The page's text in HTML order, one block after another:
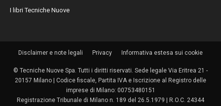
I libri Tecniche Nuove
Disclaimer e note legali Privacy Informativa estesa sui cookie
© Tecniche Nuove Spa. Tutti i diritti riservati. Sede legale Via Eritrea 21 -
20157 Milano | Codice fiscale, Partita IVA e Iscrizione al Registro delle
imprese di Milano: 00753480151
Registrazione Tribunale di Milano n. 189 del 26.5.1979 | R.O.C. 24344